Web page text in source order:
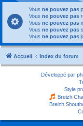
Vous ne pouvez pas
Vous ne pouvez pas
Vous ne pouvez pas
Vous ne pouvez pas
Vous ne pouvez pas
Accueil Index du forum
Développé par
Style
Breizh
Breizh